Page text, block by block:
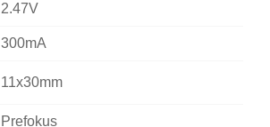
2.47V
300mA
11x30mm
Prefokus